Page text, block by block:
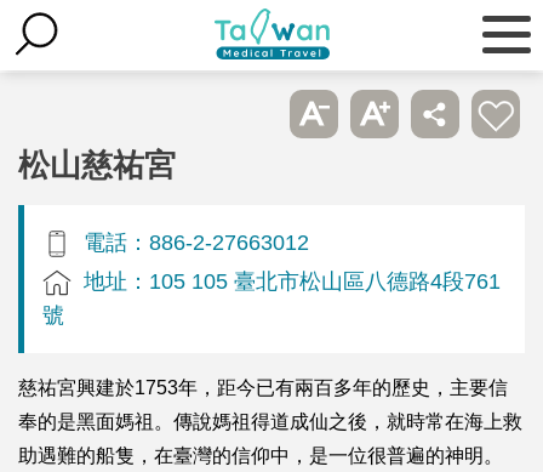
松山慈祐宮
電話：886-2-27663012
地址：105 105 臺北市松山區八德路4段761
號
慈祐宮興建於1753年，距今已有兩百多年的歷史，主要信
奉的是黑面媽祖。傳說媽祖得道成仙之後，就時常在海上救
助遇難的船隻，在臺灣的信仰中，是一位很普遍的神明。